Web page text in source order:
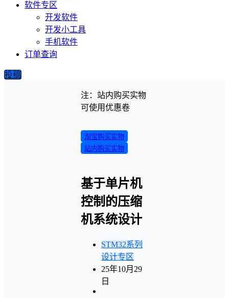
软件专区
开发软件
开发小工具
手机软件
订单查询
投稿
注：站内购买实物
可使用优惠卷
淘宝购买实物
站内购买实物
基于单片机
控制的压缩
机系统设计
STM32系列
设计专区
25年10月29
日